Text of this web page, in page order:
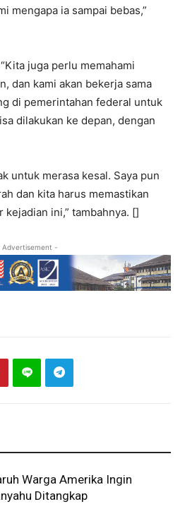
mengapa ia sampai bebas,”
juga perlu memahami
dan kami akan bekerja sama
di pemerintahan federal untuk
dilakukan ke depan, dengan
untuk merasa kesal. Saya pun
dan kita harus memastikan
kejadian ini,” tambahnya. []
Advertisement -
Warga Amerika Ingin
Ditangkap